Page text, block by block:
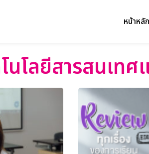
หน้าหลัก
นโลยีสารสนเทศ